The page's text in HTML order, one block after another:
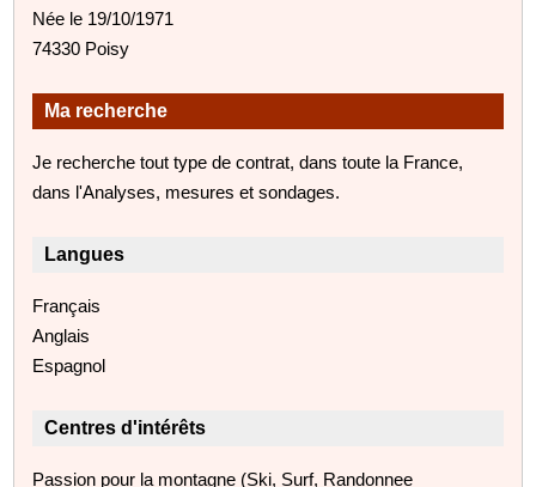
Née le 19/10/1971
74330 Poisy
Ma recherche
Je recherche tout type de contrat, dans toute la France,
dans l'Analyses, mesures et sondages.
Langues
Français
Anglais
Espagnol
Centres d'intérêts
Passion pour la montagne (Ski, Surf, Randonnee